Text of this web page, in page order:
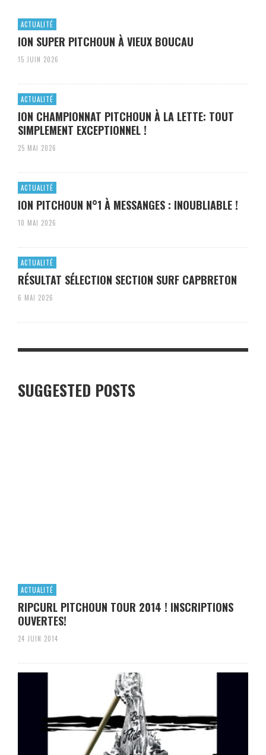
ACTUALITÉ
ION SUPER PITCHOUN À VIEUX BOUCAU
15 JUIN 2026
ACTUALITÉ
ION CHAMPIONNAT PITCHOUN À LA LETTE: TOUT
SIMPLEMENT EXCEPTIONNEL !
25 MAI 2026
ACTUALITÉ
ION PITCHOUN N°1 À MESSANGES : INOUBLIABLE !
10 MAI 2026
ACTUALITÉ
RÉSULTAT SÉLECTION SECTION SURF CAPBRETON
6 MAI 2026
SUGGESTED POSTS
ACTUALITÉ
RIPCURL PITCHOUN TOUR 2014 ! INSCRIPTIONS
OUVERTES!
24 JUIN 2014